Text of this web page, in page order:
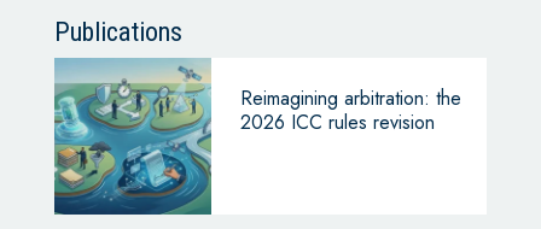
Publications
Reimagining arbitration: the
2026 ICC rules revision